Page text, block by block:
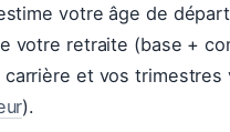
votre âge de
votre retraite (base +
et vos trimestres
).